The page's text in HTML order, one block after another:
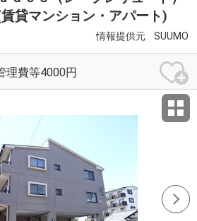
貸マンション・アパート)
情報提供元 SUUMO
理費等4000円